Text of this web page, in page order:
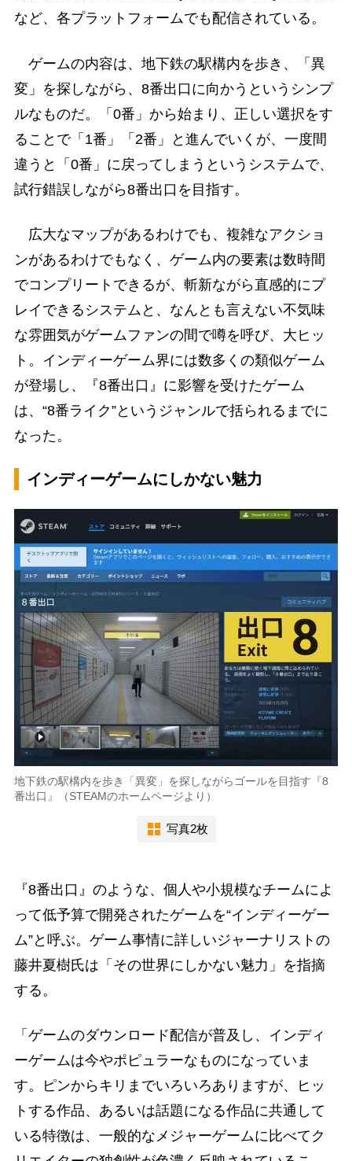
など、各プラットフォームでも配信されている。
ゲームの内容は、地下鉄の駅構内を歩き、「異
変」を探しながら、8番出口に向かうというシンプ
ルなものだ。「0番」から始まり、正しい選択をす
ることで「1番」「2番」と進んでいくが、一度間
違うと「0番」に戻ってしまうというシステムで、
試行錯誤しながら8番出口を目指す。
広大なマップがあるわけでも、複雑なアクショ
ンがあるわけでもなく、ゲーム内の要素は数時間
でコンプリートできるが、斬新ながら直感的にプ
レイできるシステムと、なんとも言えない不気味
な雰囲気がゲームファンの間で噂を呼び、大ヒッ
ト。インディーゲーム界には数多くの類似ゲーム
が登場し、『8番出口』に影響を受けたゲーム
は、“8番ライク”というジャンルで括られるまでに
なった。
インディーゲームにしかない魅力
地下鉄の駅構内を歩き「異変」を探しながらゴールを目指す『8
番出口』（STEAMのホームページより）
写真2枚
『8番出口』のような、個人や小規模なチームによ
って低予算で開発されたゲームを“インディーゲー
ム”と呼ぶ。ゲーム事情に詳しいジャーナリストの
藤井夏樹氏は「その世界にしかない魅力」を指摘
する。
「ゲームのダウンロード配信が普及し、インディ
ーゲームは今やポピュラーなものになっていま
す。ピンからキリまでいろいろありますが、ヒッ
トする作品、あるいは話題になる作品に共通して
いる特徴は、一般的なメジャーゲームに比べてク